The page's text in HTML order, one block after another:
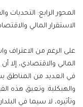
المحور الرابع: التحديات
الاستقرار المالي
على الرغم من الاعتراف
المالي والاقتصادي، إلا
في العديد من المناطق
والهيكلية. وتعيق هذه
وتأثيره، لا سيما في